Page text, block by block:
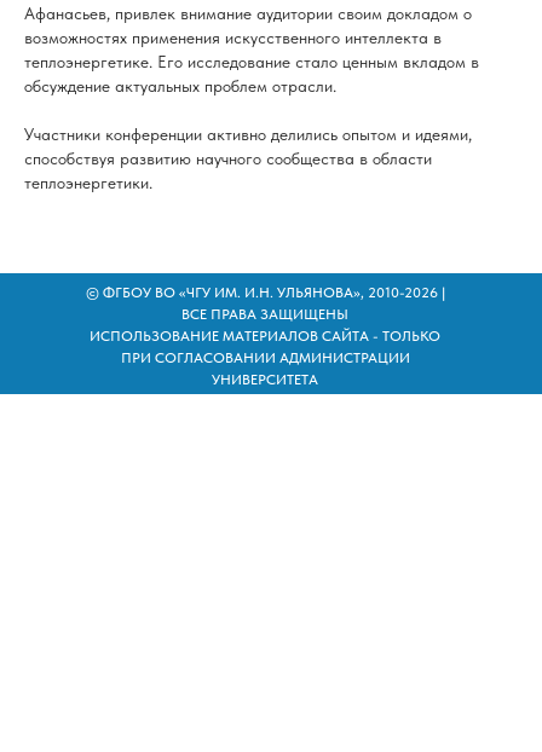
Афанасьев, привлек внимание аудитории своим докладом о
возможностях применения искусственного интеллекта в
теплоэнергетике. Его исследование стало ценным вкладом в
обсуждение актуальных проблем отрасли.
Участники конференции активно делились опытом и идеями,
способствуя развитию научного сообщества в области
теплоэнергетики.
© ФГБОУ ВО «ЧГУ ИМ. И.Н. УЛЬЯНОВА», 2010-2026 |
ВСЕ ПРАВА ЗАЩИЩЕНЫ
ИСПОЛЬЗОВАНИЕ МАТЕРИАЛОВ САЙТА - ТОЛЬКО
ПРИ СОГЛАСОВАНИИ АДМИНИСТРАЦИИ
УНИВЕРСИТЕТА